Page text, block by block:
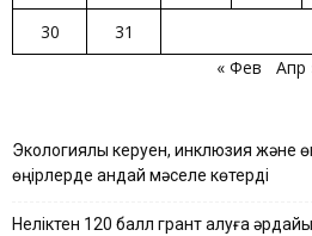
30
31
« Фев
Апр
Экологиялық керуен, инклюзия және
өңірлерде қандай мәселе көтерді
Неліктен 120 балл грант алуға